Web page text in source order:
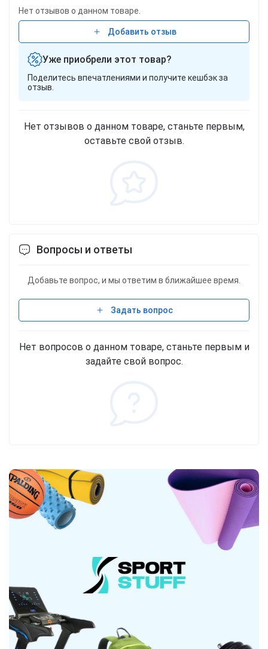
Нет отзывов о данном товаре.
Добавить отзыв
Уже приобрели этот товар?
Поделитесь впечатлениями и получите кешбэк за
отзыв.
Нет отзывов о данном товаре, станьте первым,
оставьте свой отзыв.
Вопросы и ответы
Добавьте вопрос, и мы ответим в ближайшее время.
Задать вопрос
Нет вопросов о данном товаре, станьте первым и
задайте свой вопрос.